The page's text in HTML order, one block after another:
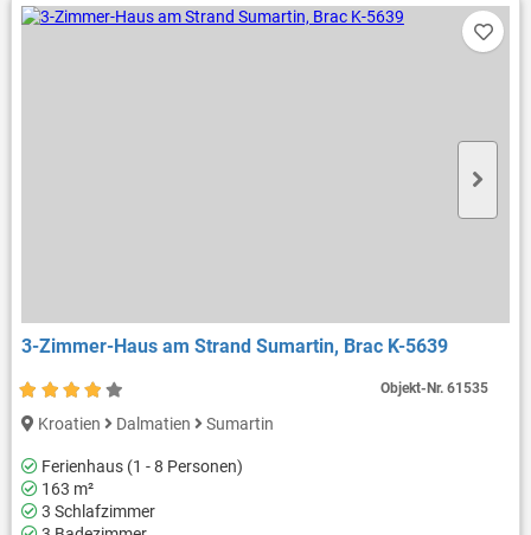
3-Zimmer-Haus am Strand Sumartin, Brac K-5639
Kroatien Dalmatien Sumartin
Ferienhaus (1 - 8 Personen)
163 m²
3 Schlafzimmer
Objekt-Nr.61535